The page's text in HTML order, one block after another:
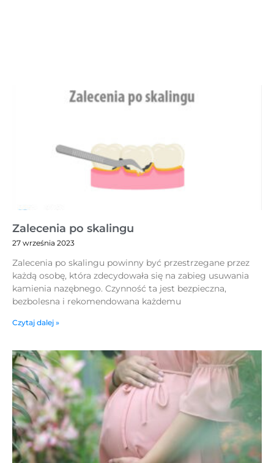
Zalecenia po skalingu
27 września 2023
Zalecenia po skalingu powinny być przestrzegane przez
każdą osobę, która zdecydowała się na zabieg usuwania
kamienia nazębnego. Czynność ta jest bezpieczna,
bezbolesna i rekomendowana każdemu
Czytaj dalej »